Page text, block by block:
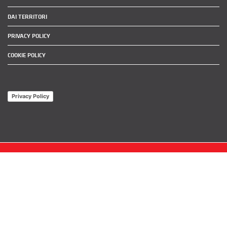
DAI TERRITORI
PRIVACY POLICY
COOKIE POLICY
Privacy Policy